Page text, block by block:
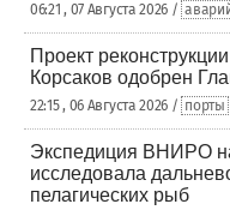
06:21 , 07 Августа 2026 /
Проект
Корсаков одобрен
22:15 , 06 Августа 2026 / порты
Экспедиция ВНИРО
исследовала
пелагических рыб